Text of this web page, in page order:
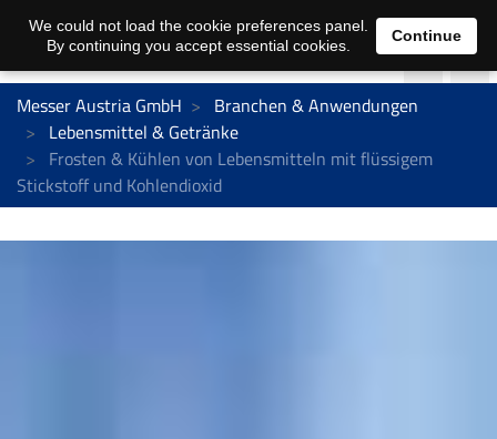
Messer Austria GmbH
Branchen & Anwendungen
Lebensmittel & Getränke
Frosten & Kühlen von Lebensmitteln mit flüssigem
Stickstoff und Kohlendioxid
We could not load the cookie preferences panel.
By continuing you accept essential cookies.
Continue